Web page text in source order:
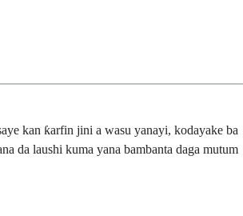
kan ƙarfin jini a wasu yanayi, kodayake ba
da laushi kuma yana bambanta daga mutum